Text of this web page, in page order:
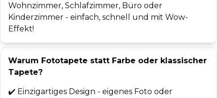
Wohnzimmer, Schlafzimmer, Büro oder
Kinderzimmer - einfach, schnell und mit Wow-
Effekt!
Warum Fototapete statt Farbe oder klassischer
Tapete?
✔️ Einzigartiges Design - eigenes Foto oder